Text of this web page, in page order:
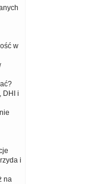
w
DHI i
i
na